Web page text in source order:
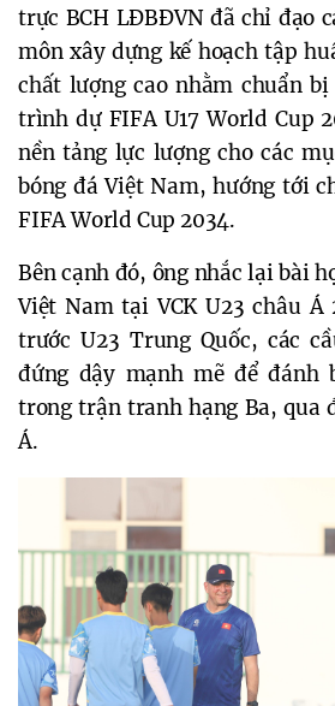
trực BCH LĐBĐVN đã chỉ đạo
môn xây dựng kế hoạch tập
chất lượng cao nhằm chuẩn
trình dự FIFA U17 World Cup
nền tảng lực lượng cho các
bóng đá Việt Nam, hướng tới
FIFA World Cup 2034.
Bên cạnh đó, ông nhắc lại bài
Việt Nam tại VCK U23 châu Á
trước U23 Trung Quốc, các
đứng dậy mạnh mẽ để đánh
trong trận tranh hạng Ba, qua
Á.